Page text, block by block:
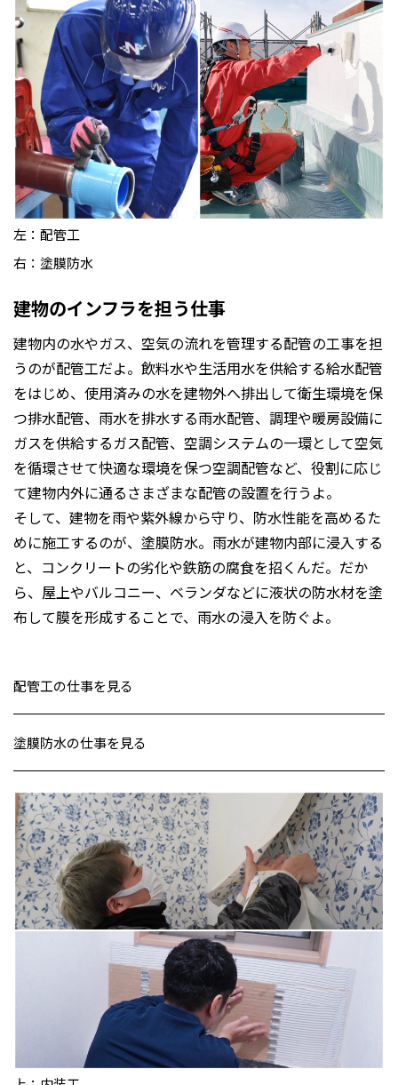
左：配管工
右：塗膜防水
建物のインフラを担う仕事
建物内の水やガス、空気の流れを管理する配管の工事を担
うのが配管工だよ。飲料水や生活用水を供給する給水配管
をはじめ、使用済みの水を建物外へ排出して衛生環境を保
つ排水配管、雨水を排水する雨水配管、調理や暖房設備に
ガスを供給するガス配管、空調システムの一環として空気
を循環させて快適な環境を保つ空調配管など、役割に応じ
て建物内外に通るさまざまな配管の設置を行うよ。
そして、建物を雨や紫外線から守り、防水性能を高めるた
めに施工するのが、塗膜防水。雨水が建物内部に浸入する
と、コンクリートの劣化や鉄筋の腐食を招くんだ。だか
ら、屋上やバルコニー、ベランダなどに液状の防水材を塗
布して膜を形成することで、雨水の浸入を防ぐよ。
配管工の仕事を見る
塗膜防水の仕事を見る